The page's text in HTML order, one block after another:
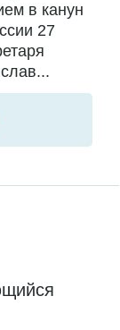
в канун
27